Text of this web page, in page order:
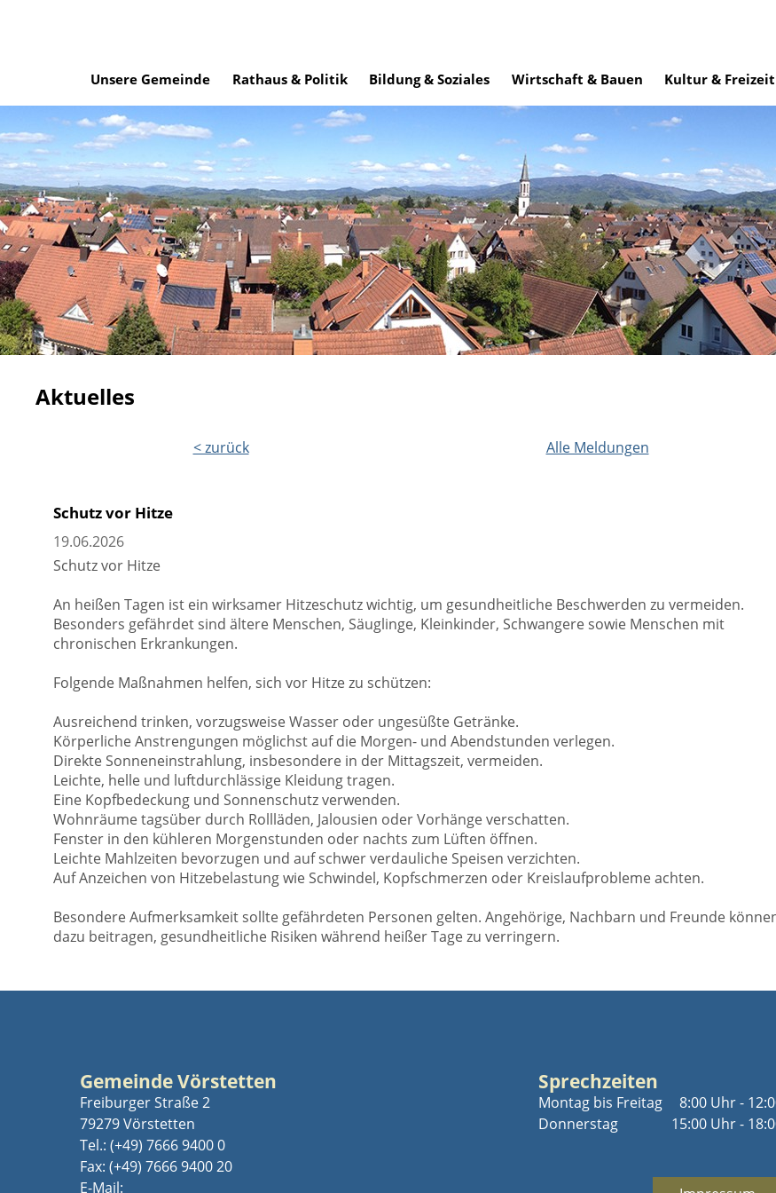
Unsere Gemeinde Rathaus & Politik Bildung & Soziales Wirtschaft & Bauen Kultur & Freizeit
Aktuelles
< zurück Alle Meldungen
Schutz vor Hitze
19.06.2026
Schutz vor Hitze
An heißen Tagen ist ein wirksamer Hitzeschutz wichtig, um gesundheitliche Beschwerden zu vermeiden.
Besonders gefährdet sind ältere Menschen, Säuglinge, Kleinkinder, Schwangere sowie Menschen mit
chronischen Erkrankungen.
Folgende Maßnahmen helfen, sich vor Hitze zu schützen:
Ausreichend trinken, vorzugsweise Wasser oder ungesüßte Getränke.
Körperliche Anstrengungen möglichst auf die Morgen- und Abendstunden verlegen.
Direkte Sonneneinstrahlung, insbesondere in der Mittagszeit, vermeiden.
Leichte, helle und luftdurchlässige Kleidung tragen.
Eine Kopfbedeckung und Sonnenschutz verwenden.
Wohnräume tagsüber durch Rollläden, Jalousien oder Vorhänge verschatten.
Fenster in den kühleren Morgenstunden oder nachts zum Lüften öffnen.
Leichte Mahlzeiten bevorzugen und auf schwer verdauliche Speisen verzichten.
Auf Anzeichen von Hitzebelastung wie Schwindel, Kopfschmerzen oder Kreislaufprobleme achten.
Besondere Aufmerksamkeit sollte gefährdeten Personen gelten. Angehörige, Nachbarn und Freunde
dazu beitragen, gesundheitliche Risiken während heißer Tage zu verringern.
Gemeinde Vörstetten
Freiburger Straße 2
79279 Vörstetten
Tel.: (+49) 7666 9400 0
Fax: (+49) 7666 9400 20
E-Mail:
Sprechzeiten
Montag bis Freitag
Donnerstag
8:00 Uhr -
15:00 Uhr -